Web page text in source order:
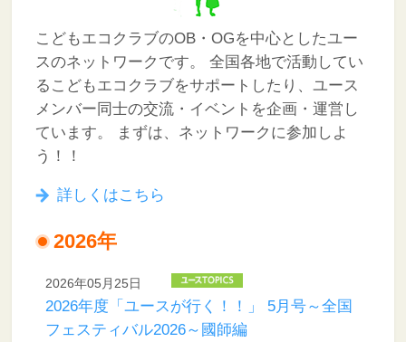
こどもエコクラブのOB・OGを中心としたユー
スのネットワークです。
全国各地で活動してい
るこどもエコクラブをサポートしたり、ユース
メンバー同士の交流・イベントを企画・運営し
ています。
まずは、ネットワークに参加しよ
う！！
詳しくはこちら
2026年
2026年05月25日
2026年度「ユースが行く！！」 5月号～全国
フェスティバル2026～國師編